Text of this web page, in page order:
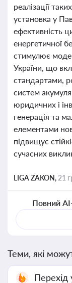
реалізації
установка у
ефективність
енергетичної
стимулює
України, що
стандартами,
систем
юридичних і
генерація та
елементами
підвищує
сучасних
LIGA ZAKON, 21
Повний
Теми, які
Перехід